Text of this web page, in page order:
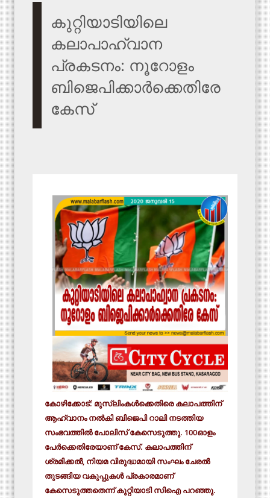
കുറ്റിയാടിയിലെ
കലാപാഹ്വാന
പ്രകടനം: നൂറോളം
ബിജെപിക്കാര്‍ക്കെതിരേ
കേസ്
കോഴിക്കോട്: മുസ്‌ലിംകള്‍ക്കെതിരെ കലാപത്തിന്
ആഹ്വാനം നല്‍കി ബിജെപി റാലി നടത്തിയ
സംഭവത്തില്‍ പോലിസ് കേസെടുത്തു. 100ഓളം
പേര്‍ക്കെതിരേയാണ് കേസ്. കലാപത്തിന്
ശ്രമിക്കല്‍, നിയമ വിരുദ്ധമായി സംഘം ചേരല്‍
തുടങ്ങിയ വകുപ്പുകള്‍ പ്രകാരമാണ്
കേസെടുത്തതെന്ന് കുറ്റിയാടി സിഐ പറഞ്ഞു.